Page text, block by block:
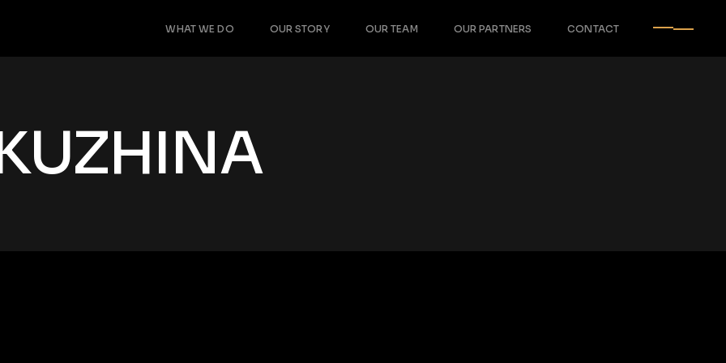
WHAT WE DO OUR STORY OUR TEAM OUR PARTNERS CONTACT